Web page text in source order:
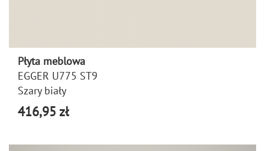
Płyta meblowa
EGGER U775 ST9
Szary biały
416,95 zł